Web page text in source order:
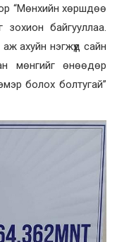
“Мөнхийн хөршдөө
байгууллаа.
ахуйн нэгжүүд сайн
мөнгийг өнөөдөр
болох болтугай”